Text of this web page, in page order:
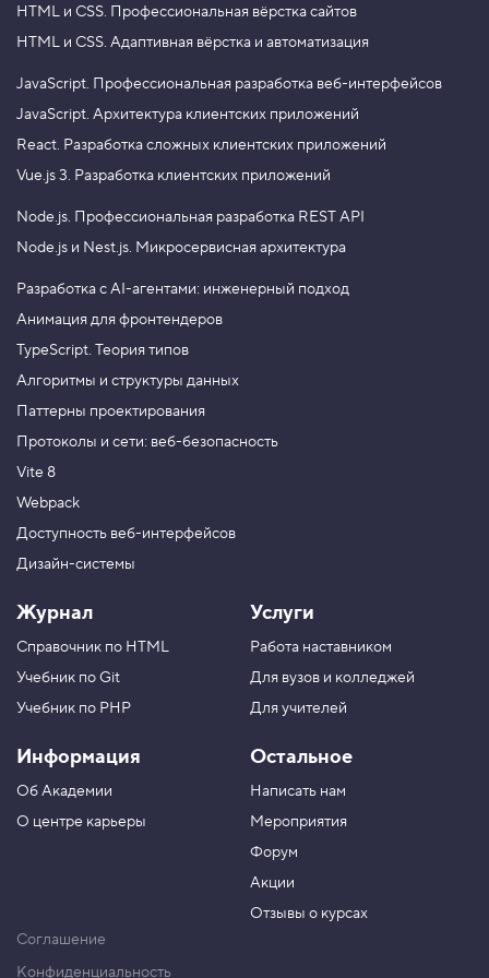
HTML и CSS. Профессиональная вёрстка сайтов
HTML и CSS. Адаптивная вёрстка и автоматизация
JavaScript. Профессиональная разработка веб-интерфейсов
JavaScript. Архитектура клиентских приложений
React. Разработка сложных клиентских приложений
Vue.js 3. Разработка клиентских приложений
Node.js. Профессиональная разработка REST API
Node.js и Nest.js. Микросервисная архитектура
Разработка с AI-агентами: инженерный подход
Анимация для фронтендеров
TypeScript. Теория типов
Алгоритмы и структуры данных
Паттерны проектирования
Протоколы и сети: веб-безопасность
Vite 8
Webpack
Доступность веб-интерфейсов
Дизайн-системы
Журнал
Справочник по HTML
Учебник по Git
Учебник по PHP
Информация
Об Академии
О центре карьеры
Услуги
Работа наставником
Для вузов и колледжей
Для учителей
Остальное
Написать нам
Мероприятия
Форум
Акции
Отзывы о курсах
Соглашение
Конфиденциальность